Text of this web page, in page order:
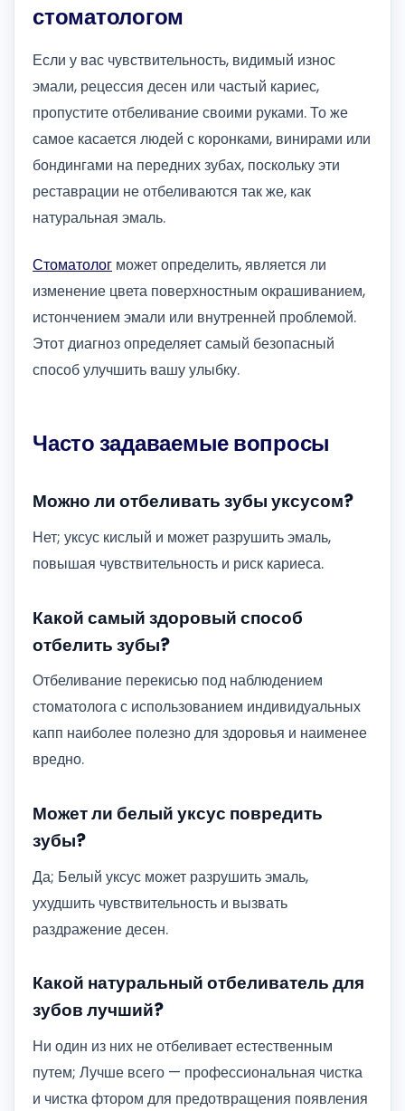
стоматологом
Если у вас чувствительность, видимый износ
эмали, рецессия десен или частый кариес,
пропустите отбеливание своими руками. То же
самое касается людей с коронками, винирами или
бондингами на передних зубах, поскольку эти
реставрации не отбеливаются так же, как
натуральная эмаль.
Стоматолог может определить, является ли
изменение цвета поверхностным окрашиванием,
истончением эмали или внутренней проблемой.
Этот диагноз определяет самый безопасный
способ улучшить вашу улыбку.
Часто задаваемые вопросы
Можно ли отбеливать зубы уксусом?
Нет; уксус кислый и может разрушить эмаль,
повышая чувствительность и риск кариеса.
Какой самый здоровый способ
отбелить зубы?
Отбеливание перекисью под наблюдением
стоматолога с использованием индивидуальных
капп наиболее полезно для здоровья и наименее
вредно.
Может ли белый уксус повредить
зубы?
Да; Белый уксус может разрушить эмаль,
ухудшить чувствительность и вызвать
раздражение десен.
Какой натуральный отбеливатель для
зубов лучший?
Ни один из них не отбеливает естественным
путем; Лучше всего — профессиональная чистка
и чистка фтором для предотвращения появления